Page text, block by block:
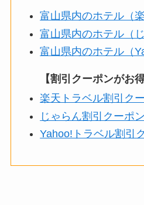
富山県内のホテル（
富山県内のホテル（じ
富山県内のホテル（
【割引クーポンがお得
楽天トラベル割引ク
じゃらん割引クーポン
Yahoo!トラベル割引